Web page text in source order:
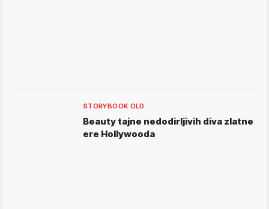
STORYBOOK OLD
Beauty tajne nedodirljivih diva zlatne
ere Hollywooda